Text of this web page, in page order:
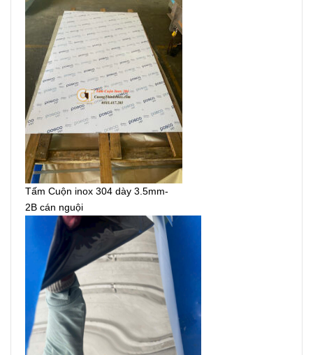
Tấm Cuộn inox 304 dày 3.5mm-
2B cán nguội